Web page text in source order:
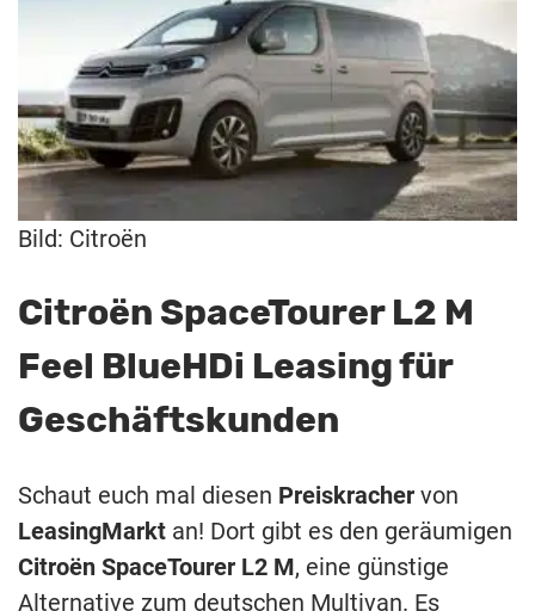
Bild: Citroën
Citroën SpaceTourer L2 M
Feel BlueHDi Leasing für
Geschäftskunden
Schaut euch mal diesen Preiskracher von
LeasingMarkt an! Dort gibt es den geräumigen
Citroën SpaceTourer L2 M, eine günstige
Alternative zum deutschen Multivan. Es